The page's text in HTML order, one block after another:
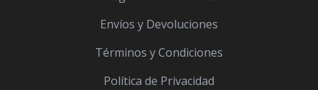
Envíos y Devoluciones
Términos y Condiciones
Política de Privacidad